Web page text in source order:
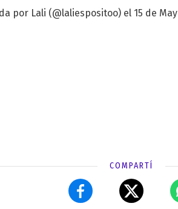
por Lali (@laliespositoo) el 15 de May
COMPARTÍ